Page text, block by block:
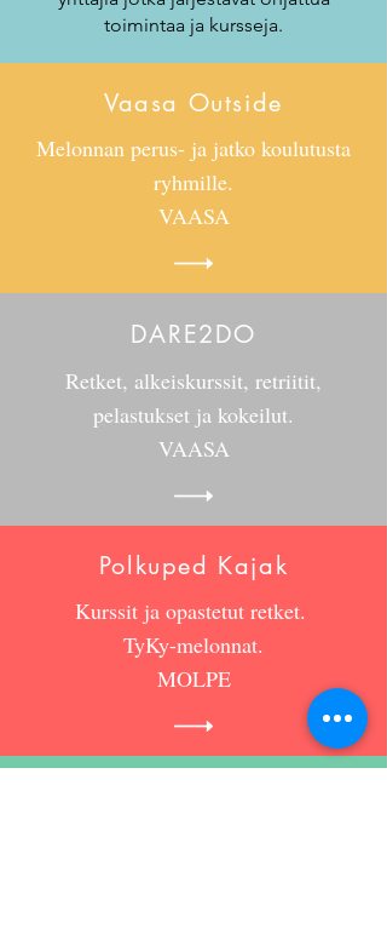
toimintaa ja kursseja.
Vaasa Outside
Melonnan perus- ja jatko koulutusta
ryhmille.
VAASA
DARE2DO
Retket, alkeiskurssit, retriitit,
pelastukset ja kokeilut.
VAASA
Polkuped Kajak
Kurssit ja opastetut retket.
TyKy-melonnat.
MOLPE